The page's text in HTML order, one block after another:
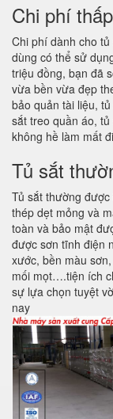
Chi phí
Chi phí dành cho
dùng có thể sử
triệu đồng, bạn đã
vừa bền vừa đẹp
bảo quản tài liệu,
sắt treo quần áo,
không hề làm mất
Tủ sắt
Tủ sắt thường
thép dẹt mỏng và
toàn và bảo mật
được sơn tĩnh điện
xước, bền màu
mối mọt….tiện ích
sự lựa chọn tuyệt
nay